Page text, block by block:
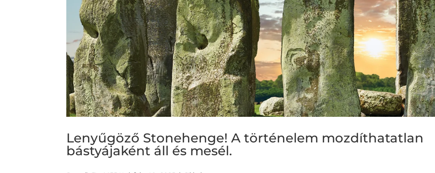
Lenyűgöző Stonehenge! A történelem mozdíthatatlan
bástyájaként áll és mesél.